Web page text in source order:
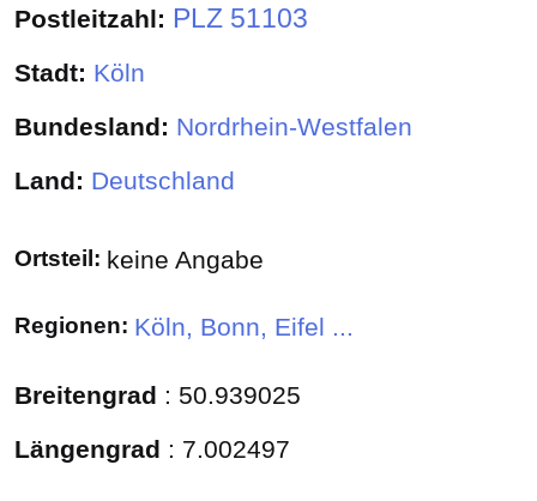
Postleitzahl: PLZ 51103
Stadt: Köln
Bundesland: Nordrhein-Westfalen
Land: Deutschland
Ortsteil: keine Angabe
Regionen: Köln, Bonn, Eifel ...
Breitengrad : 50.939025
Längengrad : 7.002497